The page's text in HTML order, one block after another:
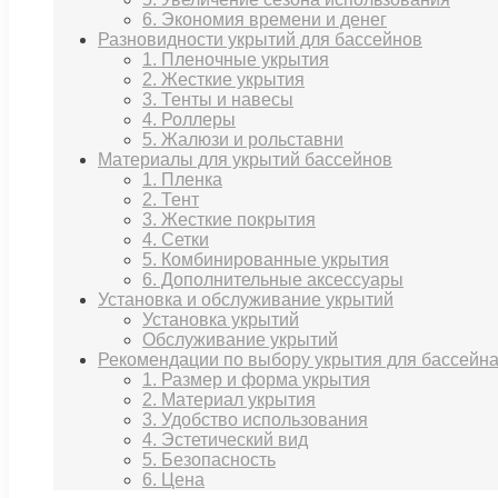
6. Экономия времени и денег
Разновидности укрытий для бассейнов
1. Пленочные укрытия
2. Жесткие укрытия
3. Тенты и навесы
4. Роллеры
5. Жалюзи и рольставни
Материалы для укрытий бассейнов
1. Пленка
2. Тент
3. Жесткие покрытия
4. Сетки
5. Комбинированные укрытия
6. Дополнительные аксессуары
Установка и обслуживание укрытий
Установка укрытий
Обслуживание укрытий
Рекомендации по выбору укрытия для бассейна
1. Размер и форма укрытия
2. Материал укрытия
3. Удобство использования
4. Эстетический вид
5. Безопасность
6. Цена